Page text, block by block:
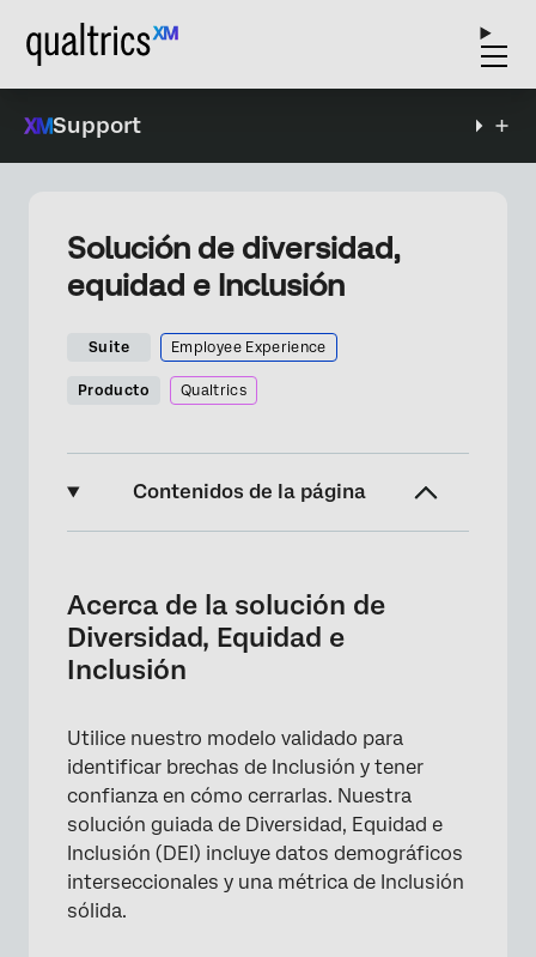
Support
Solución de diversidad,
equidad e Inclusión
Suite Employee Experience
Producto Qualtrics
Contenidos de la página
Cómo crear esta solución
Recurso sobre diversidad, equidad e
Guías para personalizar y lanzar la solución
de diversidad, equidad e Inclusión
Pasos guiados y cómo empezar el proyecto
desde cero
Acerca de la solución de
Diversidad, Equidad e
Inclusión
Utilice nuestro modelo validado para
identificar brechas de Inclusión y tener
confianza en cómo cerrarlas. Nuestra
solución guiada de Diversidad, Equidad e
Inclusión (DEI) incluye datos demográficos
interseccionales y una métrica de Inclusión
sólida.